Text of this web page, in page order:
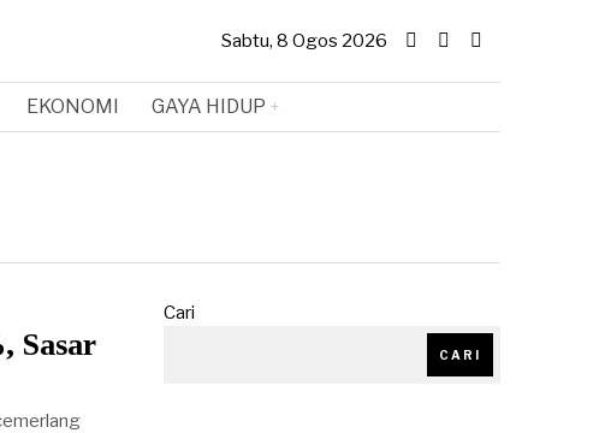
Sabtu, 8 Ogos 2026
EKONOMI GAYA HIDUP
Sasar
Cari
CARI